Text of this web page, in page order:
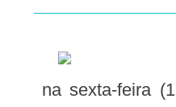
na sexta-feira